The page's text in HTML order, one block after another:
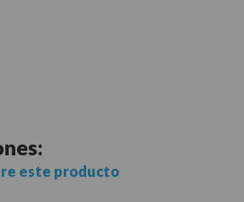
este producto